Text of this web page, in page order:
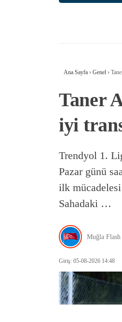
Ana Sayfa › Genel ›
Taner
iyi
Trendyol 1.
Pazar günü
ilk mücadelesi
Sahadaki …
Muğla Flash
Giriş: 05-08-2026 14:48